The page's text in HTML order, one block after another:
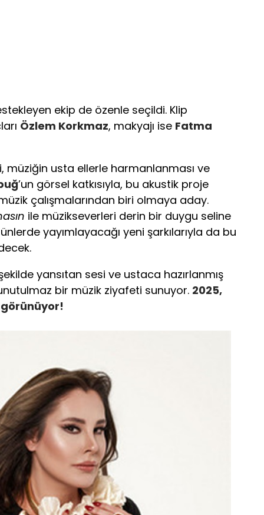
ekip de özenle seçildi. Klip
Özlem Korkmaz, makyajı ise Fatma
müziğin usta ellerle harmanlanması ve
’un görsel katkısıyla, bu akustik proje
çalışmalarından biri olmaya aday.
ile müzikseverleri derin bir duygu seline
yayımlayacağı yeni şarkılarıyla da bu
yansıtan sesi ve ustaca hazırlanmış
bir müzik ziyafeti sunuyor. 2025,
görünüyor!